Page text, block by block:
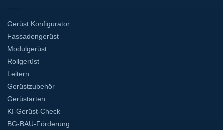
Gerüst Konfigurator
Fassadengerüst
Modulgerüst
Rollgerüst
Leitern
Gerüstzubehör
Gerüstarten
KI-Gerüst-Check
BG-BAU-Förderung